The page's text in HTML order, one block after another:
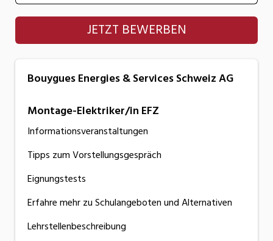
Bouygues Energies & Services Schweiz AG
JETZT BEWERBEN
Bouygues Energies & Services Schweiz AG
Montage-Elektriker/in EFZ
Informationsveranstaltungen
Tipps zum Vorstellungsgespräch
Eignungstests
Erfahre mehr zu Schulangeboten und Alternativen
Lehrstellenbeschreibung